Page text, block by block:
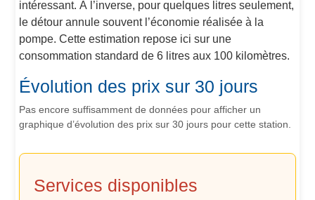
intéressant. À l’inverse, pour quelques litres seulement,
le détour annule souvent l’économie réalisée à la
pompe. Cette estimation repose ici sur une
consommation standard de 6 litres aux 100 kilomètres.
Évolution des prix sur 30 jours
Pas encore suffisamment de données pour afficher un
graphique d’évolution des prix sur 30 jours pour cette station.
Services disponibles